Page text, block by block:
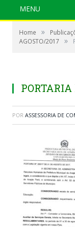
MENU
Home »
AGOSTO/2017
»
PORTARIA
POR ASSESSORIA DE